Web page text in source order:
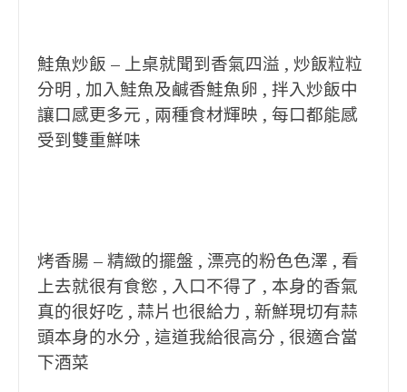
鮭魚炒飯 – 上桌就聞到香氣四溢 , 炒飯粒粒
分明 , 加入鮭魚及鹹香鮭魚卵 , 拌入炒飯中
讓口感更多元 , 兩種食材輝映 , 每口都能感
受到雙重鮮味
烤香腸 – 精緻的擺盤 , 漂亮的粉色色澤 , 看
上去就很有食慾 , 入口不得了 , 本身的香氣
真的很好吃 , 蒜片也很給力 , 新鮮現切有蒜
頭本身的水分 , 這道我給很高分 , 很適合當
下酒菜